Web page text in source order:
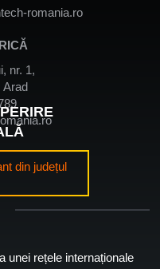
romania.ro
nr. 1,
Arad
din județul
unei rețele internaționale